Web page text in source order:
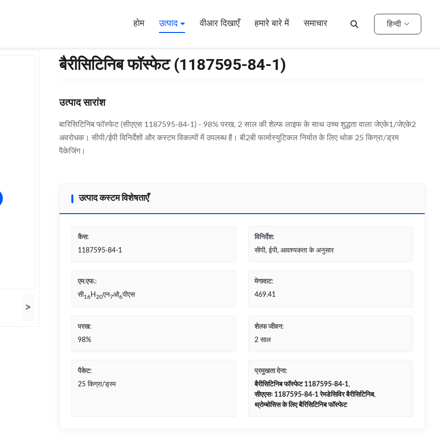
होम उत्पाद वीआर दिखाएँ हमारे बारे में समाचार हिन्दी
>
बैरीसिटिनिब फॉस्फेट (1187595-84-1)
उत्पाद सारांश
बारिसिटिनिब फॉस्फेट (सीएएस 1187595-84-1) - 98% परख, 2 साल की शेल्फ लाइफ के साथ उच्च शुद्धता वाला जेएके1/जेएके2
अवरोधक। सीपी/ईपी विनिर्देशों और कस्टम विकल्पों में उपलब्ध है। बी2बी फार्मास्युटिकल निर्यात के लिए थोक 25 किग्रा/ड्रम
पैकेजिंग।
उत्पाद कस्टम विशेषताएँ
कैस:
1187595-84-1
विनिर्देश:
सीपी, ईपी, आवश्यकता के अनुसार
एम.एफ.:
सी16H 20एन7ओ6पीएस
मेगावाट:
469.41
परख:
98%
शेल्फ जीवन:
2 साल
पैकेट:
25 किग्रा/ड्रम
प्रमुखता देना:
बैरीसिटिनिब फॉस्फेट 1187595-84-1,
सीएएसः 1187595-84-1 रेमडेसिविर बैरीसिटिनिब,
थ्रोम्बोसिस के लिए बैरिसिटिनिब फॉस्फेट